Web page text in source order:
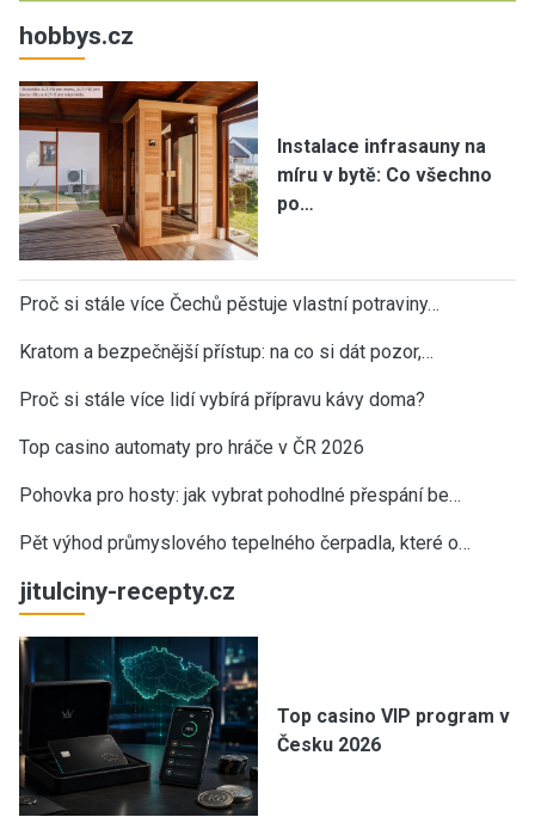
hobbys.cz
Instalace infrasauny na
míru v bytě: Co všechno
po…
Proč si stále více Čechů pěstuje vlastní potraviny…
Kratom a bezpečnější přístup: na co si dát pozor,…
Proč si stále více lidí vybírá přípravu kávy doma?
Top casino automaty pro hráče v ČR 2026
Pohovka pro hosty: jak vybrat pohodlné přespání be…
Pět výhod průmyslového tepelného čerpadla, které o…
jitulciny-recepty.cz
Top casino VIP program v
Česku 2026